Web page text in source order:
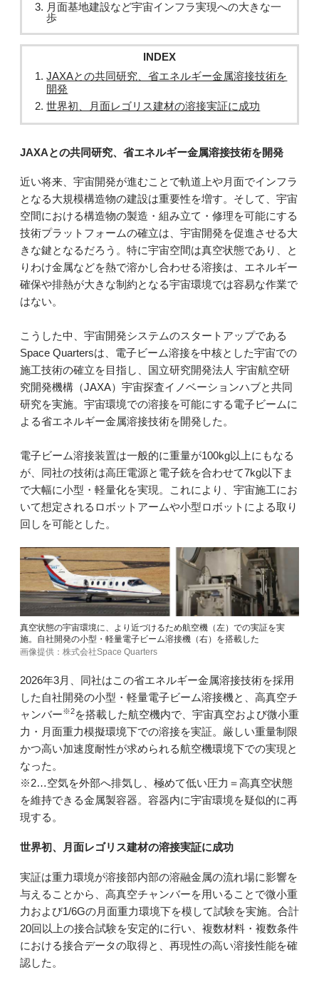
月面基地建設など宇宙インフラ実現への大きな一
歩
INDEX
JAXAとの共同研究、省エネルギー金属溶接技術を
開発
世界初、月面レゴリス建材の溶接実証に成功
JAXAとの共同研究、省エネルギー金属溶接技術を開発
近い将来、宇宙開発が進むことで軌道上や月面でインフラ
となる大規模構造物の建設は重要性を増す。そして、宇宙
空間における構造物の製造・組み立て・修理を可能にする
技術プラットフォームの確立は、宇宙開発を促進させる大
きな鍵となるだろう。特に宇宙空間は真空状態であり、と
りわけ金属などを熱で溶かし合わせる溶接は、エネルギー
確保や排熱が大きな制約となる宇宙環境では容易な作業で
はない。
こうした中、宇宙開発システムのスタートアップである
Space Quartersは、電子ビーム溶接を中核とした宇宙での
施工技術の確立を目指し、国立研究開発法人 宇宙航空研
究開発機構（JAXA）宇宙探査イノベーションハブと共同
研究を実施。宇宙環境での溶接を可能にする電子ビームに
よる省エネルギー金属溶接技術を開発した。
電子ビーム溶接装置は一般的に重量が100kg以上にもなる
が、同社の技術は高圧電源と電子銃を合わせて7kg以下ま
で大幅に小型・軽量化を実現。これにより、宇宙施工にお
いて想定されるロボットアームや小型ロボットによる取り
回しを可能とした。
真空状態の宇宙環境に、より近づけるため航空機（左）での実証を実
施。自社開発の小型・軽量電子ビーム溶接機（右）を搭載した
画像提供：株式会社Space Quarters
2026年3月、同社はこの省エネルギー金属溶接技術を採用
した自社開発の小型・軽量電子ビーム溶接機と、高真空チ
ャンバー※2を搭載した航空機内で、宇宙真空および微小重
力・月面重力模擬環境下での溶接を実証。厳しい重量制限
かつ高い加速度耐性が求められる航空機環境下での実現と
なった。
※2…空気を外部へ排気し、極めて低い圧力＝高真空状態
を維持できる金属製容器。容器内に宇宙環境を疑似的に再
現する。
世界初、月面レゴリス建材の溶接実証に成功
実証は重力環境が溶接部内部の溶融金属の流れ場に影響を
与えることから、高真空チャンバーを用いることで微小重
力および1/6Gの月面重力環境下を模して試験を実施。合計
20回以上の接合試験を安定的に行い、複数材料・複数条件
における接合データの取得と、再現性の高い溶接性能を確
認した。